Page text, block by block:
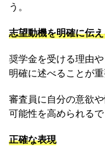
う。
志望動機を明確に伝
奨学金を受ける理由
明確に述べることが重
審査員に自分の意欲
可能性を高められるで
正確な表現